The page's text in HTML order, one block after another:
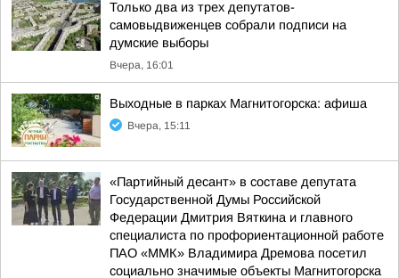
Только два из трех депутатов-
самовыдвиженцев собрали подписи на
думские выборы
Вчера, 16:01
Выходные в парках Магнитогорска: афиша
Вчера, 15:11
«Партийный десант» в составе депутата
Государственной Думы Российской
Федерации Дмитрия Вяткина и главного
специалиста по профориентационной работе
ПАО «ММК» Владимира Дремова посетил
социально значимые объекты Магнитогорска